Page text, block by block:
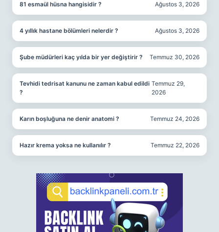
81 esmaül hüsna hangisidir ? Ağustos 3, 2026
4 yıllık hastane bölümleri nelerdir ? Ağustos 3, 2026
Şube müdürleri kaç yılda bir yer değiştirir ? Temmuz 30, 2026
Tevhidi tedrisat kanunu ne zaman kabul edildi
?
Temmuz 29,
2026
Karın boşluğuna ne denir anatomi ? Temmuz 24, 2026
Hazır krema yoksa ne kullanılır ? Temmuz 22, 2026